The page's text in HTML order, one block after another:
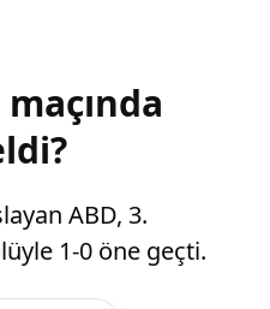
ABD, 3.
1-0 öne geçti.